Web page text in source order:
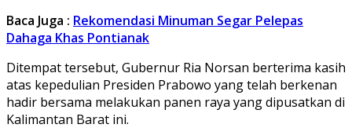
Baca Juga : Rekomendasi Minuman Segar Pelepas
Dahaga Khas Pontianak
Ditempat tersebut, Gubernur Ria Norsan berterima kasih
atas kepedulian Presiden Prabowo yang telah berkenan
hadir bersama melakukan panen raya yang dipusatkan di
Kalimantan Barat ini.